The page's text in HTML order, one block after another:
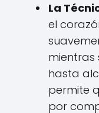
La
el
hasta
permite
por